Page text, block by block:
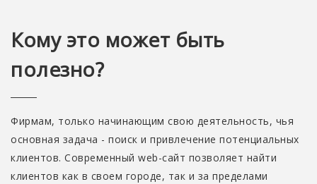
Кому это может быть
полезно?
Фирмам, только начинающим свою деятельность, чья
основная задача - поиск и привлечение потенциальных
клиентов. Современный web-сайт позволяет найти
клиентов как в своем городе, так и за пределами